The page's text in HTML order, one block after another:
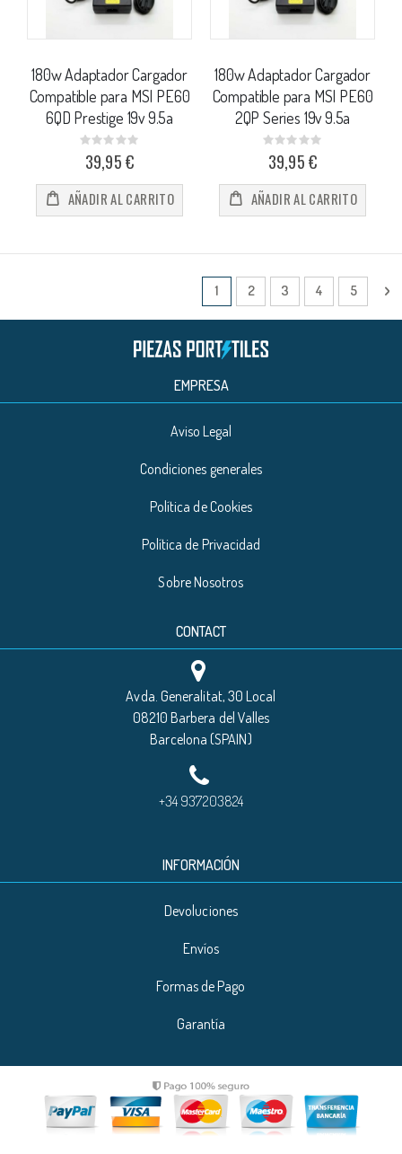
180w Adaptador Cargador
Compatible para MSI PE60
6QD Prestige 19v 9.5a
Rating:
0%39,95 €
AÑADIR AL CARRITO
180w Adaptador Cargador
Compatible para MSI PE60
2QP Series 19v 9.5a
Rating:
0%39,95 €
AÑADIR AL CARRITO
Página
Actualmente estás leyendo
1 Página
2 Página
3 Página
4 Página
5
EMPRESA
Aviso Legal
Condiciones generales
Política de Cookies
Política de Privacidad
Sobre Nosotros
CONTACT
Avda. Generalitat, 30 Local
08210 Barbera del Valles
Barcelona (SPAIN)
+34 937203824
INFORMACIÓN
Devoluciones
Envíos
Formas de Pago
Garantía